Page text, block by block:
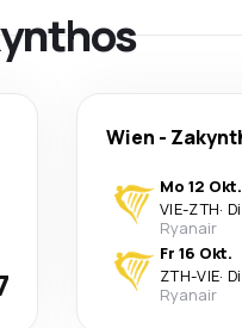
Wien -
Mo 12 Okt.
VIE-ZTH·
Ryanair
Fr 16 Okt.
ZTH-VIE·
Ryanair